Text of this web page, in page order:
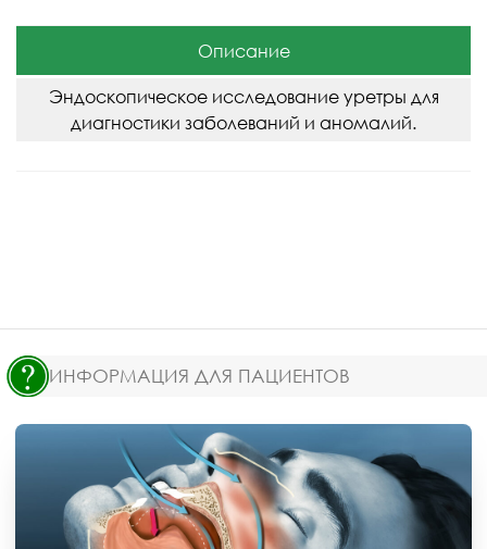
Описание
Эндоскопическое исследование уретры для
диагностики заболеваний и аномалий.
ИНФОРМАЦИЯ ДЛЯ ПАЦИЕНТОВ